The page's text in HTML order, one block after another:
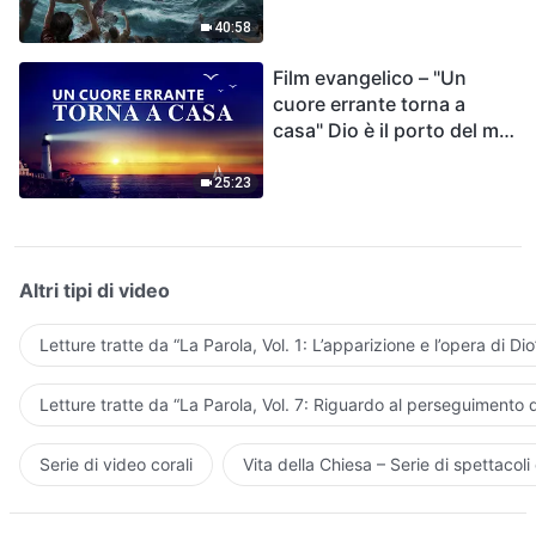
40:58
25:23
Film evangelico – "Un
cuore errante torna a
casa" Dio è il porto del mio
Altri tipi di video
Letture tratte da “La Parola, Vol. 1: L’apparizione e l’opera di
Letture tratte da “La Parola, Vol. 7: Riguardo al perseguimento
Serie di video corali Vita della Chiesa – Serie di